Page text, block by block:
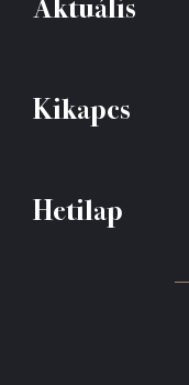
Kikapcs
Hetilap